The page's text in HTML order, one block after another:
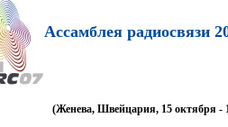
Ассамблея радиосвязи
(Женева, Швейцария, 15 октября -